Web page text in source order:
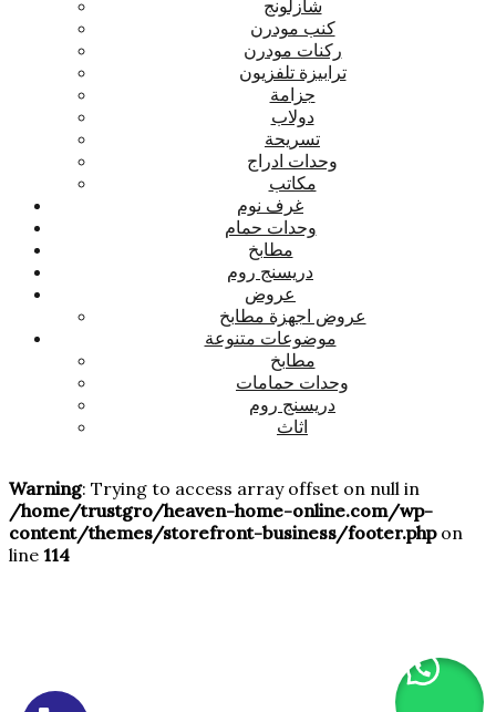
شازلونج
كنب مودرن
ركنات مودرن
ترابيزة تلفزيون
جزامة
دولاب
تسريحة
وحدات ادراج
مكاتب
غرف نوم
وحدات حمام
مطابخ
دريسنج روم
عروض
عروض اجهزة مطابخ
موضوعات متنوعة
مطابخ
وحدات حمامات
دريسنج روم
اثاث
Warning: Trying to access array offset on null in
/home/trustgro/heaven-home-online.com/wp-
content/themes/storefront-business/footer.phpon
line 114